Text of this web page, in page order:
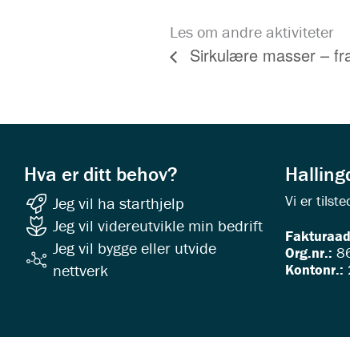
Les om andre aktiviteter
Sirkulære masser –
Hva er ditt behov?
Jeg vil ha starthjelp
Jeg vil videreutvikle min bedrift
Jeg vil bygge eller utvide
nettverk
Vi er
Org.nr.:
Kontonr.: